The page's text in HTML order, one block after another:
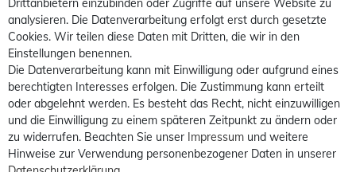
Drittanbietern einzubinden oder Zugriffe auf unsere Website zu
analysieren. Die Datenverarbeitung erfolgt erst durch gesetzte
Cookies. Wir teilen diese Daten mit Dritten, die wir in den
Einstellungen benennen.
Die Datenverarbeitung kann mit Einwilligung oder aufgrund eines
berechtigten Interesses erfolgen. Die Zustimmung kann erteilt
oder abgelehnt werden. Es besteht das Recht, nicht einzuwilligen
und die Einwilligung zu einem späteren Zeitpunkt zu ändern oder
zu widerrufen. Beachten Sie unser Impressum und weitere
Hinweise zur Verwendung personenbezogener Daten in unserer